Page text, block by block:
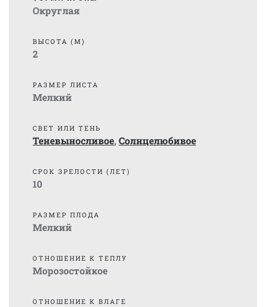
Округлая
ВЫСОТА (М)
2
РАЗМЕР ЛИСТА
Мелкий
СВЕТ ИЛИ ТЕНЬ
Теневыносливое, Солнцелюбивое
СРОК ЗРЕЛОСТИ (ЛЕТ)
10
РАЗМЕР ПЛОДА
Мелкий
ОТНОШЕНИЕ К ТЕПЛУ
Морозостойкое
ОТНОШЕНИЕ К ВЛАГЕ